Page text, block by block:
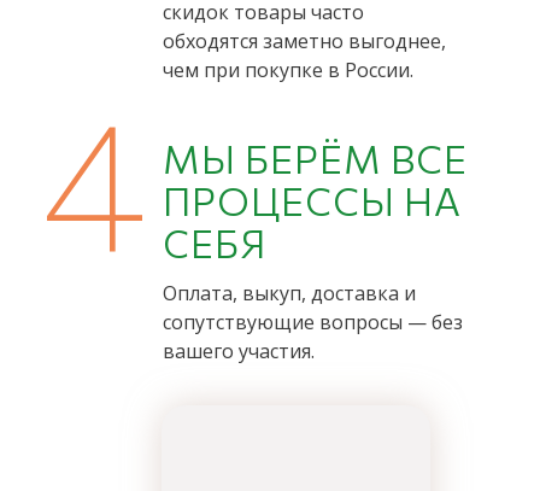
скидок товары часто
обходятся заметно выгоднее,
чем при покупке в России.
4 МЫ БЕРЁМ ВСЕ
ПРОЦЕССЫ НА
СЕБЯ
Оплата, выкуп, доставка и
сопутствующие вопросы — без
вашего участия.